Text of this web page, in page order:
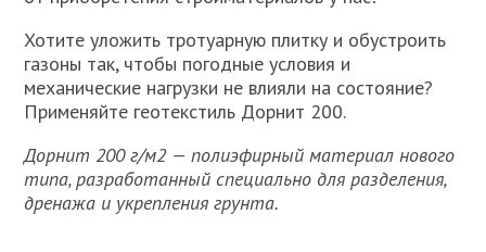
Хотите уложить тротуарную плитку и обустроить
газоны так, чтобы погодные условия и
механические нагрузки не влияли на состояние?
Применяйте геотекстиль Дорнит 200.
Дорнит 200 г/м2 — полиэфирный материал нового
типа, разработанный специально для разделения,
дренажа и укрепления грунта.